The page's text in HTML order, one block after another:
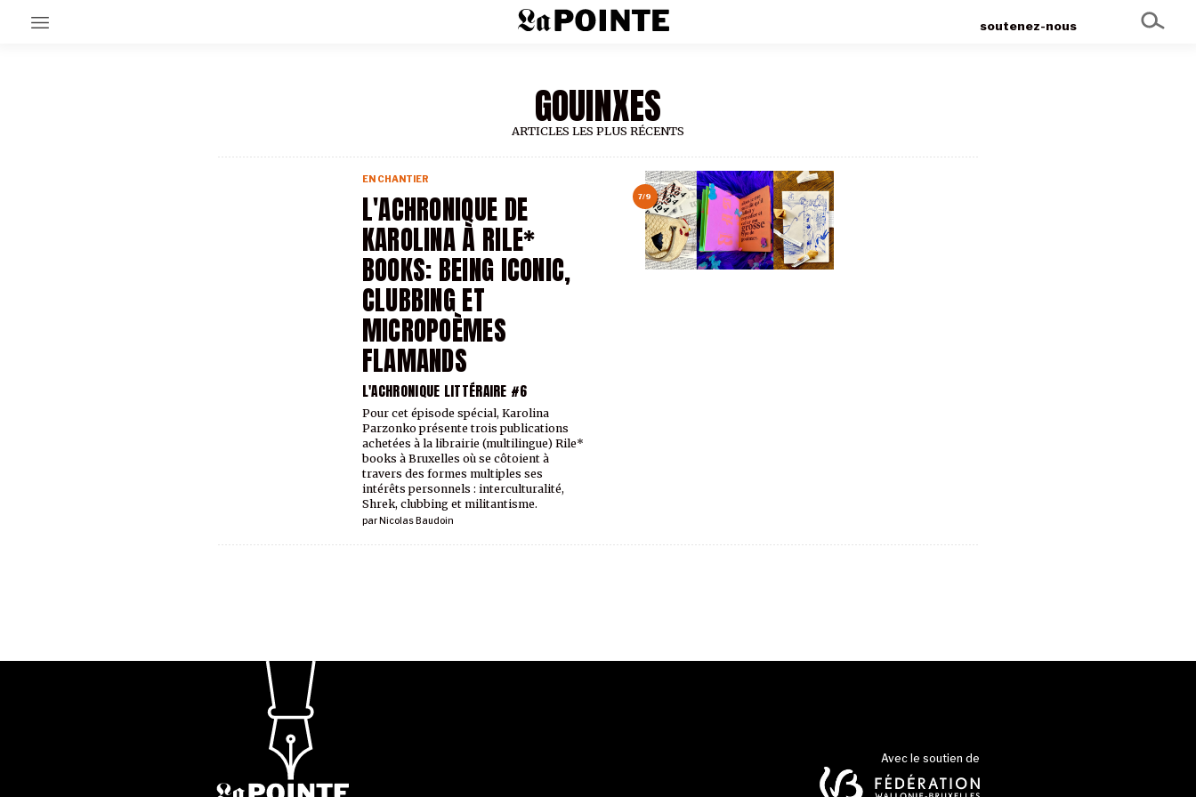
soutenez-nous
GOUINXES
ARTICLES LES PLUS RÉCENTS
7/9
L'ACHRONIQUE DE
KAROLINA À RILE*
BOOKS: BEING ICONIC,
CLUBBING ET
MICROPOÈMES
FLAMANDS
L'ACHRONIQUE LITTÉRAIRE #6
EN CHANTIER
par Nicolas Baudoin
Pour cet épisode spécial, Karolina
Parzonko présente trois publications
achetées à la librairie (multilingue) Rile*
books à Bruxelles où se côtoient à
travers des formes multiples ses
intérêts personnels : interculturalité,
Shrek, clubbing et militantisme.
Avec le soutien de